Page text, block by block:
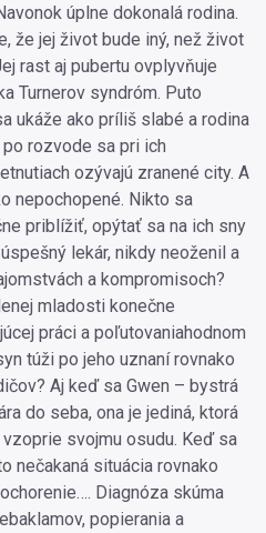
úplne dokonalá rodina.
že jej život bude iný, než život
rast aj pubertu ovplyvňuje
Turnerov syndróm. Puto
ukáže ako príliš slabé a rodina
rozvode sa pri ich
ozývajú zranené city. A
nepochopené. Nikto sa
priblížiť, opýtať sa na ich sny
lekár, nikdy neoženil a
a kompromisoch?
mladosti konečne
práci a poľutovaniahodnom
túži po jeho uznaní rovnako
Aj keď sa Gwen – bystrá
do seba, ona je jediná, ktorá
svojmu osudu. Keď sa
nečakaná situácia rovnako
Diagnóza skúma
popierania a